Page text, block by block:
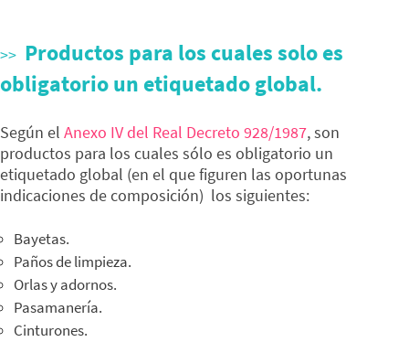
Productos para los cuales solo es
obligatorio un etiquetado global.
Según el Anexo IV del Real Decreto 928/1987, son
productos para los cuales sólo es obligatorio un
etiquetado global (en el que figuren las oportunas
indicaciones de composición) los siguientes:
Bayetas.
Paños de limpieza.
Orlas y adornos.
Pasamanería.
Cinturones.